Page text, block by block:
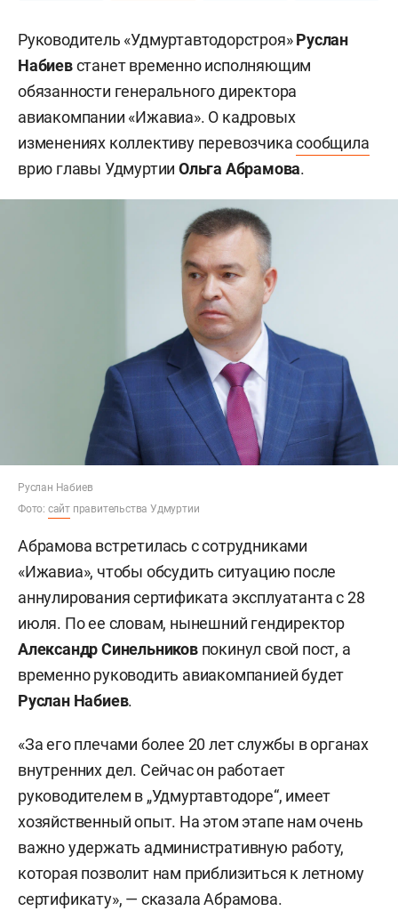
Руководитель «Удмуртавтодорстроя»Руслан
Набиевстанет временно исполняющим
обязанности генерального директора
авиакомпании «Ижавиа». О кадровых
изменениях коллективу перевозчикасообщила
врио главы УдмуртииОльга Абрамова.
Руслан Набиев
Фото: сайт правительства Удмуртии
Абрамова встретилась с сотрудниками
«Ижавиа», чтобы обсудить ситуацию после
аннулирования сертификата эксплуатанта с 28
июля. По ее словам, нынешний гендиректор
Александр Синельниковпокинул свой пост, а
временно руководить авиакомпанией будет
Руслан Набиев.
«За его плечами более 20 лет службы в органах
внутренних дел. Сейчас он работает
руководителем в „Удмуртавтодоре“, имеет
хозяйственный опыт. На этом этапе нам очень
важно удержать административную работу,
которая позволит нам приблизиться к летному
сертификату», — сказала Абрамова.